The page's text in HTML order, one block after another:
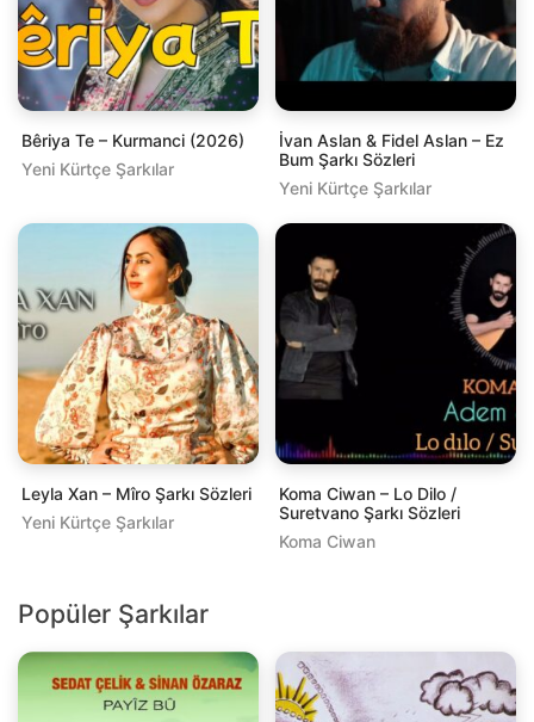
Bêriya Te – Kurmanci (2026)
Yeni Kürtçe Şarkılar
İvan Aslan & Fidel Aslan – Ez
Bum Şarkı Sözleri
Yeni Kürtçe Şarkılar
Leyla Xan – Mîro Şarkı Sözleri
Yeni Kürtçe Şarkılar
Koma Ciwan​ – Lo Dilo /
Suretvano Şarkı Sözleri
Koma Ciwan
Popüler Şarkılar